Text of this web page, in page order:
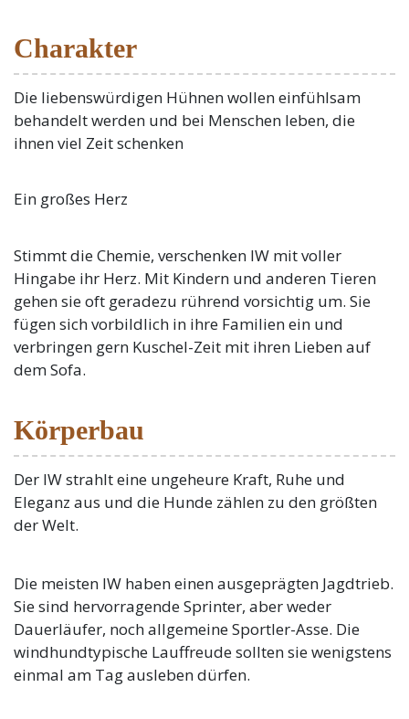
Charakter
Die liebenswürdigen Hühnen wollen einfühlsam
behandelt werden und bei Menschen leben, die
ihnen viel Zeit schenken
Ein großes Herz
Stimmt die Chemie, verschenken IW mit voller
Hingabe ihr Herz. Mit Kindern und anderen Tieren
gehen sie oft geradezu rührend vorsichtig um. Sie
fügen sich vorbildlich in ihre Familien ein und
verbringen gern Kuschel-Zeit mit ihren Lieben auf
dem Sofa.
Körperbau
Der IW strahlt eine ungeheure Kraft, Ruhe und
Eleganz aus und die Hunde zählen zu den größten
der Welt.
Die meisten IW haben einen ausgeprägten Jagdtrieb.
Sie sind hervorragende Sprinter, aber weder
Dauerläufer, noch allgemeine Sportler-Asse. Die
windhundtypische Lauffreude sollten sie wenigstens
einmal am Tag ausleben dürfen.